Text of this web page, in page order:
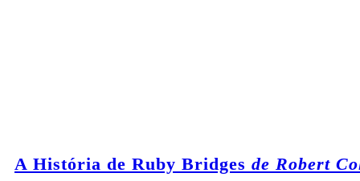
A História de Ruby Bridges de Robert